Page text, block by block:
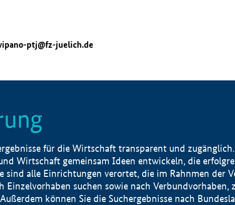
ptj@fz-juelich.de
für die Wirtschaft transparent und
Wirtschaft gemeinsam Ideen entwickeln, die
alle Einrichtungen verortet, die im Rahnmen der
suchen sowie nach Verbundvorhaben,
können Sie die Suchergebnisse nach